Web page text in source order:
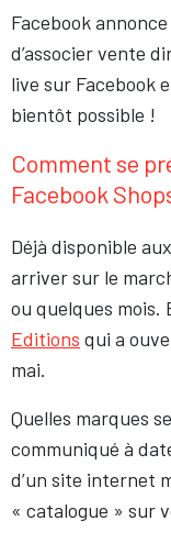
Facebook
d’associer vente
live sur Facebook
bientôt possible !
Comment se
Facebook
Déjà disponible
arriver sur le
ou quelques mois.
Editions qui a
mai.
Quelles marques
communiqué à
d’un site internet
« catalogue » sur